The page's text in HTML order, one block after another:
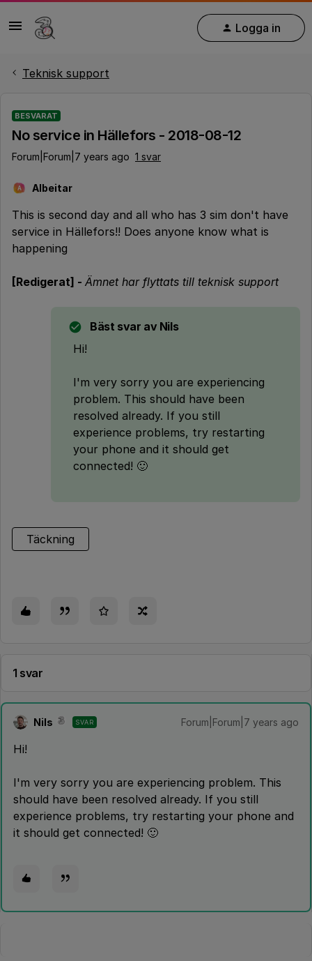
Logga in
Teknisk support
BESVARAT
No service in Hällefors - 2018-08-12
Forum|Forum|7 years ago 1 svar
A Albeitar
This is second day and all who has 3 sim don't have
service in Hällefors!! Does anyone know what is
happening
[Redigerat] - Ämnet har flyttats till teknisk support
Bäst svar av Nils
Hi!
I'm very sorry you are experiencing
problem. This should have been
resolved already. If you still
experience problems, try restarting
your phone and it should get
connected! 🙂
Täckning
1 svar
Nils SVAR Forum|Forum|7 years ago
Hi!
I'm very sorry you are experiencing problem. This
should have been resolved already. If you still
experience problems, try restarting your phone and
it should get connected! 🙂